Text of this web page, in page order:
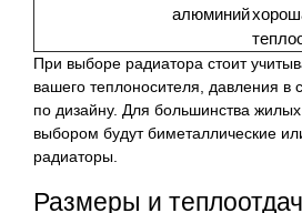
алюминий
При выборе радиатора стоит
вашего теплоносителя, давления в
по дизайну. Для большинства
выбором будут биметаллические
радиаторы.
Размеры и